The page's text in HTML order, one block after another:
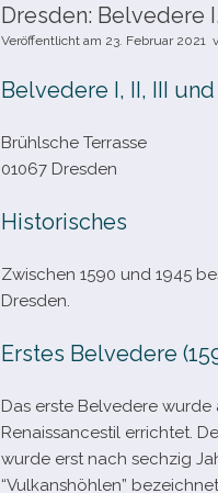
Dresden: Belvedere
Veröffentlicht am 23. Februar 2021
Belvedere I, II, III
Brühlsche Terrasse
01067 Dresden
Historisches
Zwischen 1590 und 1945
Dresden.
Erstes Belvedere
Das erste Belvedere
Renaissancestil errich­tet.
wurde erst nach sech­zig
“Vulkanshöhlen”